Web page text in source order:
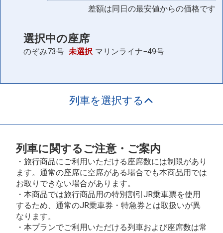
差額は同日の最安値からの価格です
選択中の座席
のぞみ73号 未選択 マリンライナ−49号
列車を選択する
列車に関するご注意・ご案内
・旅行商品にご利用いただける座席数には制限があり
ます。通常の座席に空席がある場合でも本商品用では
お取りできない場合があります。
・本商品では旅行商品用の特別割引JR乗車票を使用
するため、通常のJR乗車券・特急券とは取扱いが異
なります。
・本プランでご利用いただける列車および座席数は常